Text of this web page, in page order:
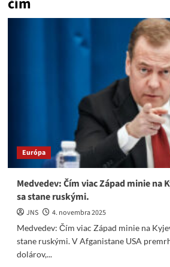
Európa
Medvedev: Čím viac Západ minie na
sa stane ruskými.
JNS
4. novembra 2025
Medvedev: Čím viac Západ minie na
stane ruskými. V Afganistane USA
dolárov,...